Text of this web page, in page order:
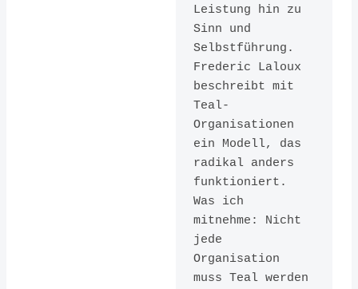
Leistung hin zu
Sinn und
Selbstführung.
Frederic Laloux
beschreibt mit
Teal-
Organisationen
ein Modell, das
radikal anders
funktioniert.
Was ich
mitnehme: Nicht
jede
Organisation
muss Teal werden